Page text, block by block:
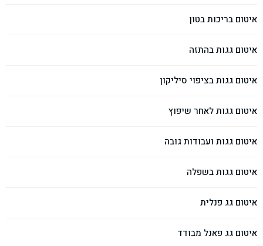
איטום בריכות בטון
איטום גגות בהתזה
איטום גגות בציפוי סיליקון
איטום גגות לאחר שיפוץ
איטום גגות ועבודות גובה
איטום גגות בשפלה
איטום גג פנלית
איטום גג פאנל מבודד